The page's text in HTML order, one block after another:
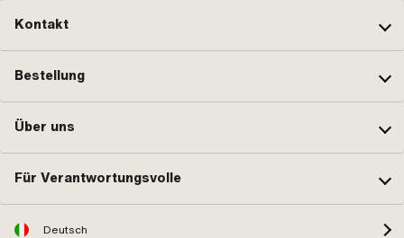
Kontakt
Bestellung
Über uns
Für Verantwortungsvolle
Deutsch